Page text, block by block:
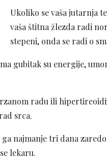
Ukoliko se vaša jutarnja
vaša štitna žlezda radi
stepeni, onda se radi o
gubitak su energije,
radu ili
srca.
najmanje tri dana
lekaru.